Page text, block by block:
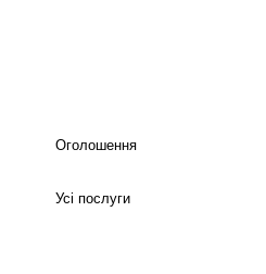
Оголошення
Усі послуги